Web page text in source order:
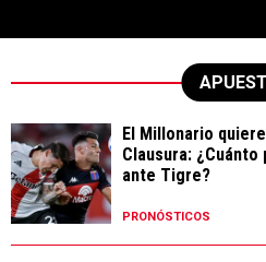
El Millonario
Clausura:
ante Tigre?
PRONÓSTICOS